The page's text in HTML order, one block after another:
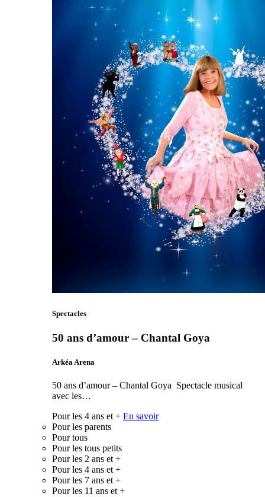
Spectacles
50 ans d’amour – Chantal Goya
Arkéa Arena
50 ans d’amour – Chantal Goya Spectacle musical
avec les…
Pour les 4 ans et + En savoir
Pour les parents
Pour tous
Pour les tous petits
Pour les 2 ans et +
Pour les 4 ans et +
Pour les 7 ans et +
Pour les 11 ans et +